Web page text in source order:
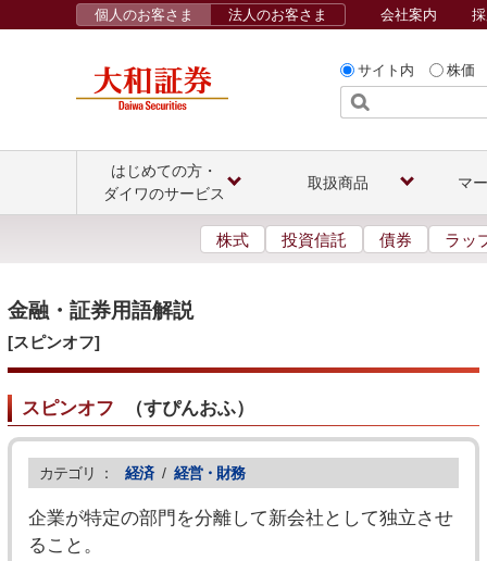
サイト内 株価
個人のお客さま 法人のお客さま 会社案内
はじめての方・
ダイワのサービス
取扱商品 マ
株式 投資信託 債券 ラッ
金融・証券用語解説
[スピンオフ]
スピンオフ （すぴんおふ）
カテゴリ ： 経済 / 経営・財務
企業が特定の部門を分離して新会社として独立させ
ること。